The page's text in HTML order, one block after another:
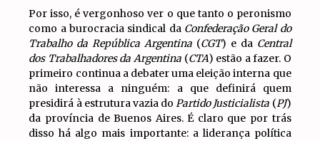
Por isso, é vergonhoso ver o que tanto o peronismo
como a burocracia sindical da Confederação Geral do
Trabalho da República Argentina (CGT) e da Central
dos Trabalhadores da Argentina (CTA) estão a fazer. O
primeiro continua a debater uma eleição interna que
não interessa a ninguém: a que definirá quem
presidirá à estrutura vazia doPartido Justicialista (PJ)
da província de Buenos Aires. É claro que por trás
disso há algo mais importante: a liderança política